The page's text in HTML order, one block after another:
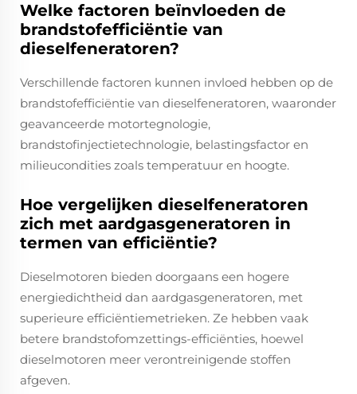
Welke factoren beïnvloeden de
brandstofefficiëntie van
dieselfeneratoren?
Verschillende factoren kunnen invloed hebben op de
brandstofefficiëntie van dieselfeneratoren, waaronder
geavanceerde motortegnologie,
brandstofinjectietechnologie, belastingsfactor en
milieucondities zoals temperatuur en hoogte.
Hoe vergelijken dieselfeneratoren
zich met aardgasgeneratoren in
termen van efficiëntie?
Dieselmotoren bieden doorgaans een hogere
energiedichtheid dan aardgasgeneratoren, met
superieure efficiëntiemetrieken. Ze hebben vaak
betere brandstofomzettings-efficiënties, hoewel
dieselmotoren meer verontreinigende stoffen
afgeven.